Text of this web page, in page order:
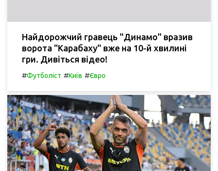
Найдорожчий гравець "Динамо" вразив
ворота "Карабаху" вже на 10-й хвилині
гри. Дивіться відео!
#Футболіст #Київ #Євро